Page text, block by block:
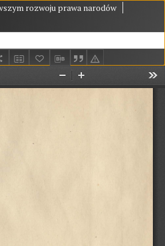
rozwoju prawa narodów